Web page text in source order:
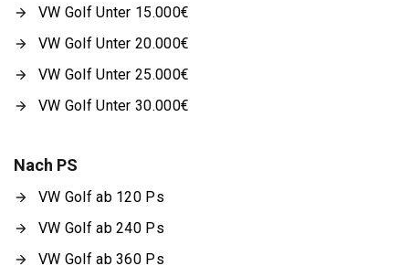
VW Golf Unter 15.000€
VW Golf Unter 20.000€
VW Golf Unter 25.000€
VW Golf Unter 30.000€
Nach PS
VW Golf ab 120 Ps
VW Golf ab 240 Ps
VW Golf ab 360 Ps